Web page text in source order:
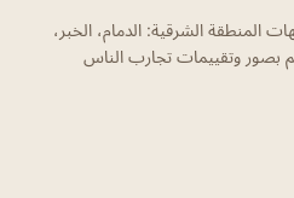
المنطقة الشرقية: الدمام، الخبر،
بصور وتقييمات تجارب الناس